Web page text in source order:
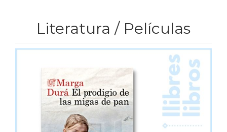
Literatura / Películas